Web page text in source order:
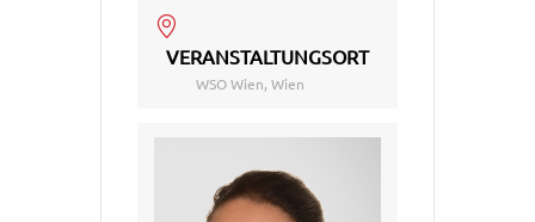
VERANSTALTUNGSORT
WSO Wien, Wien